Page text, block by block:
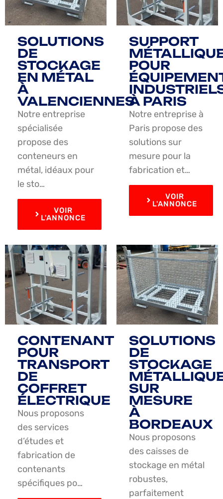
SOLUTIONS
DE
STOCKAGE
EN MÉTAL
À
VALENCIENNES
Notre entreprise
spécialisée
propose des
conteneurs en
métal, idéaux pour
le sto…
VOIR
L'ANNONCE
SUPPORT
POUR
À PARIS
Notre entreprise à
Paris propose des
solutions sur
mesure pour la
fabrication et…
VOIR
L'ANNONCE
CONTENANT
POUR
TRANSPORT
DE
COFFRET
ÉLECTRIQUE
Nous proposons
des services
d’études et
fabrication de
contenants
spécifiques po…
SOLUTIONS
DE
STOCKAGE
SUR
MESURE
À
BORDEAUX
Nous proposons
des caisses de
stockage en métal
robustes,
parfaitement